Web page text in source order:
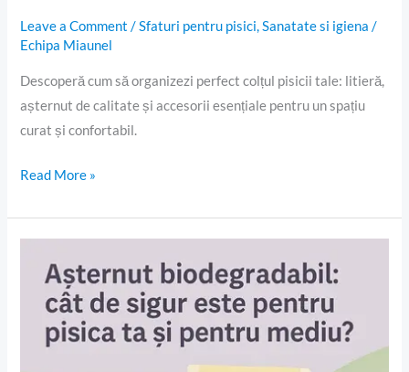
Leave a Comment /Sfaturi pentru pisici,Sanatate si igiena /
Echipa Miaunel
Descoperă cum să organizezi perfect colțul pisicii tale: litieră,
așternut de calitate și accesorii esențiale pentru un spațiu
curat și confortabil.
pisicii:
așternutul
pentru
litiera
Read More »
biodegradabil:
sigur